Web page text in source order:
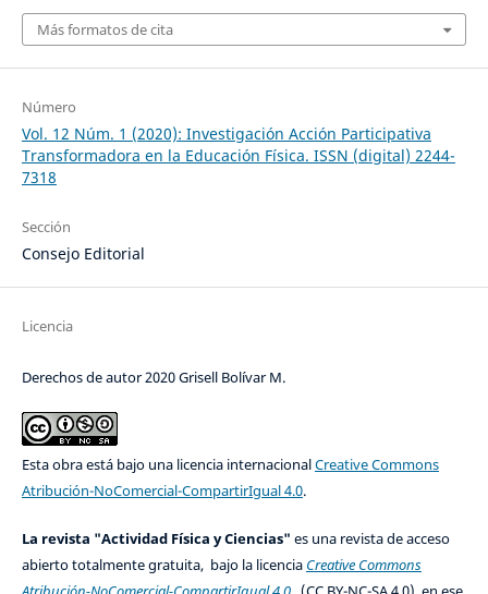
Más formatos de cita
Número
Vol. 12 Núm. 1 (2020): Investigación Acción Participativa
Transformadora en la Educación Física. ISSN (digital) 2244-
7318
Sección
Consejo Editorial
Licencia
Derechos de autor 2020 Grisell Bolívar M.
Esta obra está bajo una licencia internacionalCreative Commons
Atribución-NoComercial-CompartirIgual 4.0.
La revista "Actividad Física y Ciencias" es una revista de acceso
abierto totalmente gratuita, bajo la licencia Creative Commons